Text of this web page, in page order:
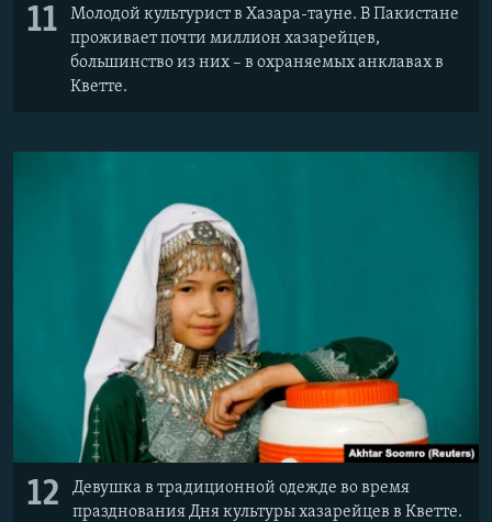
11
Молодой культурист в Хазара-тауне. В Пакистане
проживает почти миллион хазарейцев,
большинство из них – в охраняемых анклавах в
Кветте.
12
Девушка в традиционной одежде во время
празднования Дня культуры хазарейцев в Кветте.